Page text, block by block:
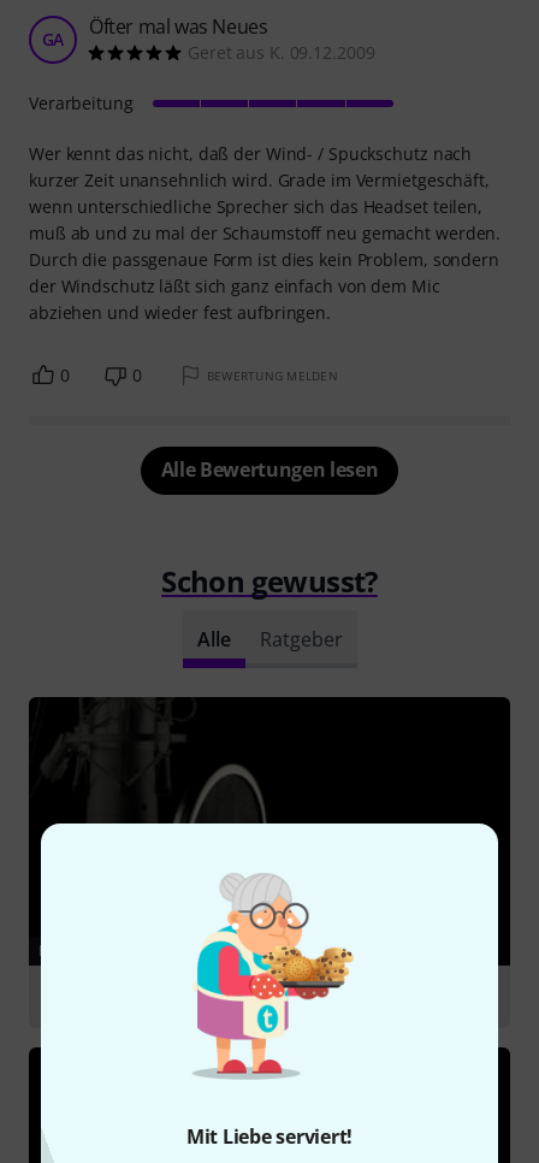
Mit Liebe serviert!
GA Öfter mal was Neues
Geret aus K. 09.12.2009
Wer kennt das nicht, daß der Wind- / Spuckschutz nach
kurzer Zeit unansehnlich wird. Grade im Vermietgeschäft,
wenn unterschiedliche Sprecher sich das Headset teilen,
muß ab und zu mal der Schaumstoff neu gemacht werden.
Durch die passgenaue Form ist dies kein Problem, sondern
der Windschutz läßt sich ganz einfach von dem Mic
abziehen und wieder fest aufbringen.
Verarbeitung
0 0 BEWERTUNG MELDEN
Alle Bewertungen lesen
Schon gewusst?
Alle Ratgeber
RATGEBER
Mikrofonzubehör